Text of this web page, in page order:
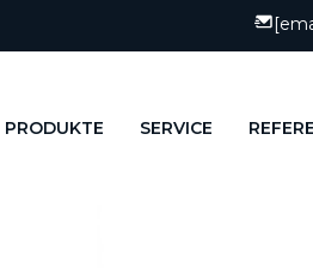
PRODUKTE SERVICE